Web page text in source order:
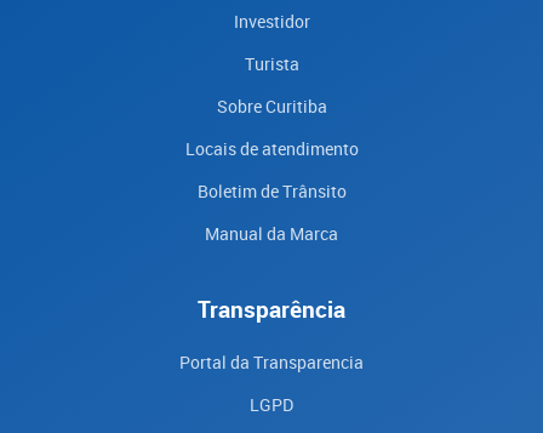
Investidor
Turista
Sobre Curitiba
Locais de atendimento
Boletim de Trânsito
Manual da Marca
Transparência
Portal da Transparencia
LGPD